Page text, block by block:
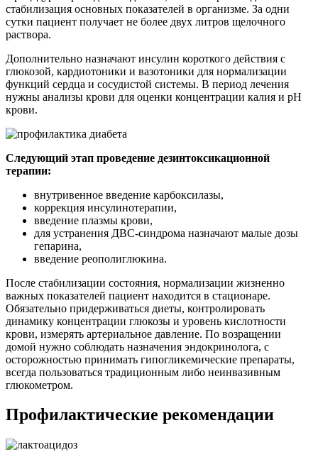
стабилизация основных показателей в организме. За одни
сутки пациент получает не более двух литров щелочного
раствора.
Дополнительно назначают инсулин короткого действия с
глюкозой, кардиотоники и вазотоники для нормализации
функций сердца и сосудистой системы. В период лечения
нужны анализы крови для оценки концентрации калия и рН
крови.
Следующий этап проведение дезинтоксикационной
терапии:
внутривенное введение карбоксилазы,
коррекция инсулинотерапии,
введение плазмы крови,
для устранения ДВС-синдрома назначают малые дозы
гепарина,
введение реополиглюкина.
После стабилизации состояния, нормализации жизненно
важных показателей пациент находится в стационаре.
Обязательно придерживаться диеты, контролировать
динамику концентрации глюкозы и уровень кислотности
крови, измерять артериальное давление. По возращении
домой нужно соблюдать назначения эндокринолога, с
осторожностью принимать гипогликемические препараты,
всегда пользоваться традиционным либо неинвазивным
глюкометром.
Профилактические рекомендации